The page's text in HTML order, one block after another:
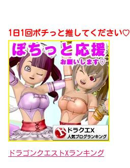
1日1回ポチっと推してください♡
ドラゴンクエストXランキング